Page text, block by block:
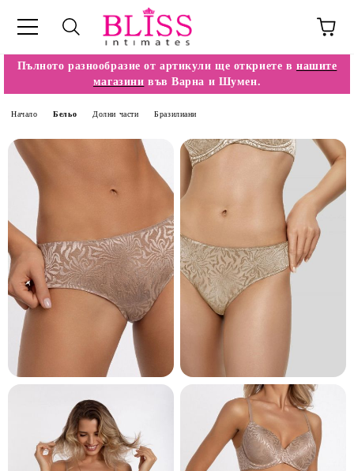
Пълното разнообразие от артикули ще откриете в нашите
магазини във Варна и Шумен.
Начало Бельо Долни части Бразилиани